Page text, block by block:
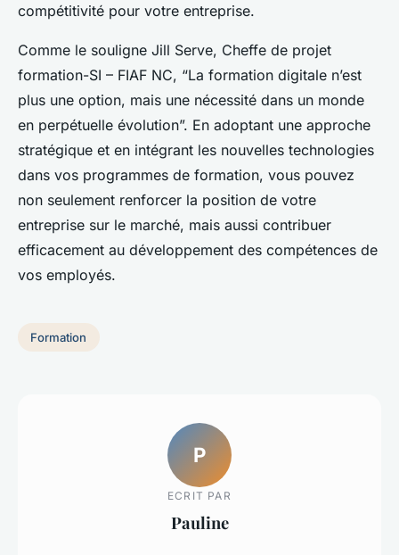
compétitivité pour votre entreprise.
Comme le souligne Jill Serve, Cheffe de projet
formation-SI – FIAF NC, “La formation digitale n’est
plus une option, mais une nécessité dans un monde
en perpétuelle évolution”. En adoptant une approche
stratégique et en intégrant les nouvelles technologies
dans vos programmes de formation, vous pouvez
non seulement renforcer la position de votre
entreprise sur le marché, mais aussi contribuer
efficacement au développement des compétences de
vos employés.
Formation
P
ECRIT PAR
Pauline